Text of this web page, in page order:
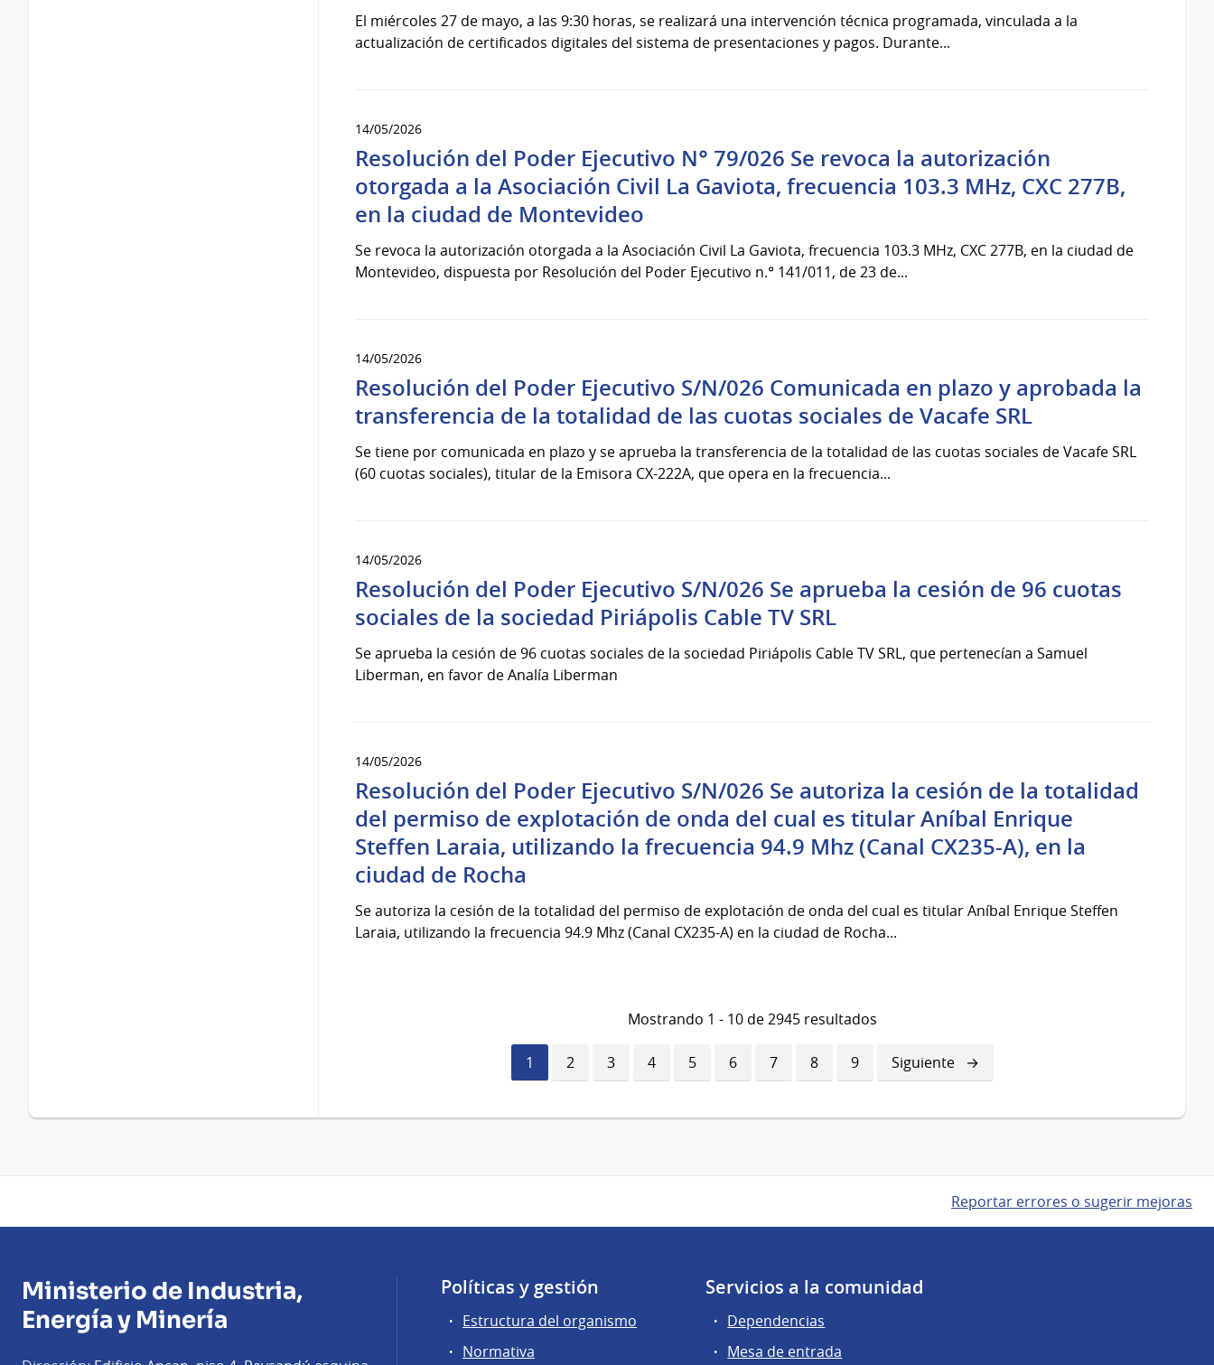
El miércoles 27 de mayo, a las 9:30 horas, se realizará una intervención técnica programada, vinculada a la
actualización de certificados digitales del sistema de presentaciones y pagos. Durante...
14/05/2026
Resolución del Poder Ejecutivo N° 79/026 Se revoca la autorización
otorgada a la Asociación Civil La Gaviota, frecuencia 103.3 MHz, CXC 277B,
en la ciudad de Montevideo
Se revoca la autorización otorgada a la Asociación Civil La Gaviota, frecuencia 103.3 MHz, CXC 277B, en la ciudad de
Montevideo, dispuesta por Resolución del Poder Ejecutivo n.° 141/011, de 23 de...
14/05/2026
Resolución del Poder Ejecutivo S/N/026 Comunicada en plazo y aprobada la
transferencia de la totalidad de las cuotas sociales de Vacafe SRL
Se tiene por comunicada en plazo y se aprueba la transferencia de la totalidad de las cuotas sociales de Vacafe SRL
(60 cuotas sociales), titular de la Emisora CX-222A, que opera en la frecuencia...
14/05/2026
Resolución del Poder Ejecutivo S/N/026 Se aprueba la cesión de 96 cuotas
sociales de la sociedad Piriápolis Cable TV SRL
Se aprueba la cesión de 96 cuotas sociales de la sociedad Piriápolis Cable TV SRL, que pertenecían a Samuel
Liberman, en favor de Analía Liberman
14/05/2026
Resolución del Poder Ejecutivo S/N/026 Se autoriza la cesión de la totalidad
del permiso de explotación de onda del cual es titular Aníbal Enrique
Steffen Laraia, utilizando la frecuencia 94.9 Mhz (Canal CX235-A), en la
ciudad de Rocha
Se autoriza la cesión de la totalidad del permiso de explotación de onda del cual es titular Aníbal Enrique Steffen
Laraia, utilizando la frecuencia 94.9 Mhz (Canal CX235-A) en la ciudad de Rocha...
Mostrando 1 - 10 de 2945 resultados
Página
actual
1 Página
2 Página
3 Página
4 Página
5 Página
6 Página
7 Página
8 Página
9
Siguiente
página
Siguiente
Reportar errores o sugerir mejoras
Ministerio de Industria,
Energía y Minería
Políticas y gestión
Estructura del organismo
Normativa
Servicios a la comunidad
Dependencias
Mesa de entrada